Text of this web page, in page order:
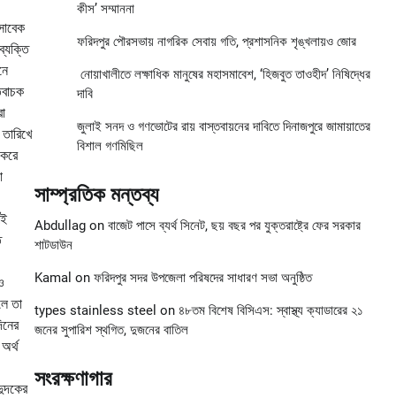
তা
কীস’ সম্মাননা
ফরিদপুর পৌরসভায় নাগরিক সেবায় গতি, প্রশাসনিক শৃঙ্খলায়ও জোর
নোয়াখালীতে লক্ষাধিক মানুষের মহাসমাবেশ, ‘হিজবুত তাওহীদ’ নিষিদ্ধের
দাবি
জুলাই সনদ ও গণভোটের রায় বাস্তবায়নের দাবিতে দিনাজপুরে জামায়াতের
বিশাল গণমিছিল
সাম্প্রতিক মন্তব্য
Abdullagon বাজেট পাসে ব্যর্থ সিনেট, ছয় বছর পর যুক্তরাষ্ট্রে ফের সরকার
শাটডাউন
Kamal on ফরিদপুর সদর উপজেলা পরিষদের সাধারণ সভা অনুষ্ঠিত
types stainless steel on ৪৮তম বিশেষ বিসিএস: স্বাস্থ্য ক্যাডারের ২১
জনের সুপারিশ স্থগিত, দুজনের বাতিল
সংরক্ষণাগার